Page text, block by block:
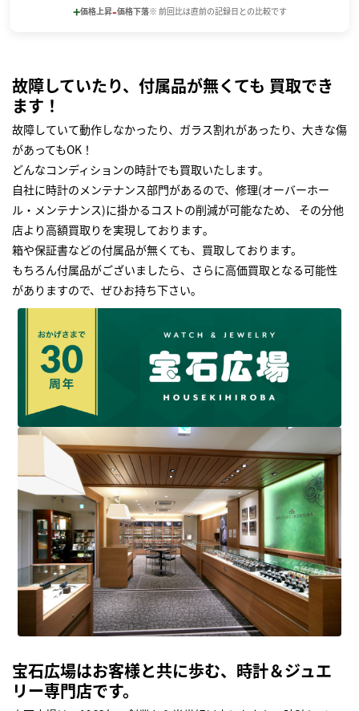
+価格上昇-価格下落※ 前回比は直前の記録日との比較です
故障していたり、付属品が無くても 買取でき
ます！
故障していて動作しなかったり、ガラス割れがあったり、大きな傷
があってもOK！
どんなコンディションの時計でも買取いたします｡
自社に時計のメンテナンス部門があるので、修理(オーバーホー
ル・メンテナンス)に掛かるコストの削減が可能なため、 その分他
店より高額買取りを実現しております｡
箱や保証書などの付属品が無くても、買取しております。
もちろん付属品がございましたら、さらに高価買取となる可能性
がありますので、ぜひお持ち下さい｡
宝石広場はお客様と共に歩む、時計＆ジュエ
リー専門店です。